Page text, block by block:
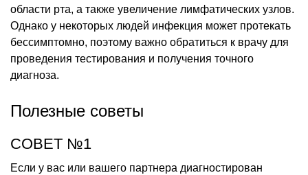
области рта, а также увеличение лимфатических узлов.
Однако у некоторых людей инфекция может протекать
бессимптомно, поэтому важно обратиться к врачу для
проведения тестирования и получения точного
диагноза.
Полезные советы
СОВЕТ №1
Если у вас или вашего партнера диагностирован